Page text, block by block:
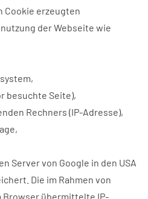
Cookie erzeugten
der Webseite wie
besuchte Seite),
Rechners (IP-Adresse),
Server von Google in den USA
Die im Rahmen von
Browser übermittelte IP-